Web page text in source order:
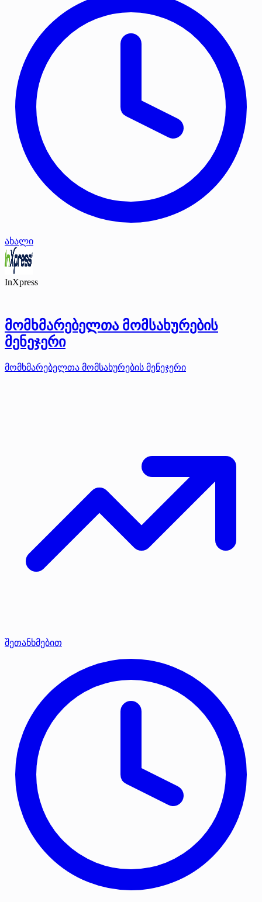
ახალი
InXpress
მომხმარებელთა მომსახურების
მენეჯერი
მომხმარებელთა მომსახურების მენეჯერი
შეთანხმებით